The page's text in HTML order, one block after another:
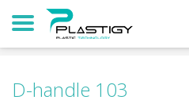
D-handle 103